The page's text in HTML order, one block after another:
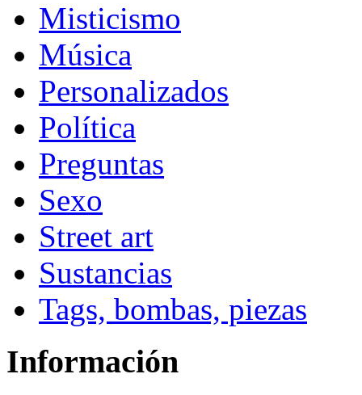
Misticismo
Música
Personalizados
Política
Preguntas
Sexo
Street art
Sustancias
Tags, bombas, piezas
Información